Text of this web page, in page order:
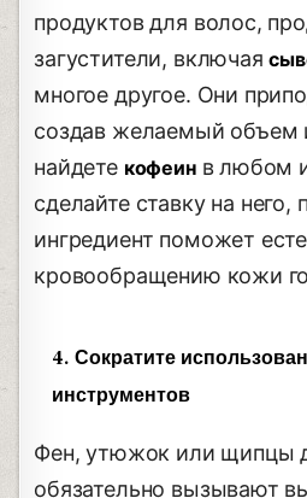
продуктов для волос,
загустители, включая
многое другое. Они
создав желаемый объем
найдете кофеинв любом
сделайте ставку на него,
ингредиент поможет
кровообращению кожи
4. Сократите
инструментов
Фен, утюжок или щипцы
обязательно вызывают